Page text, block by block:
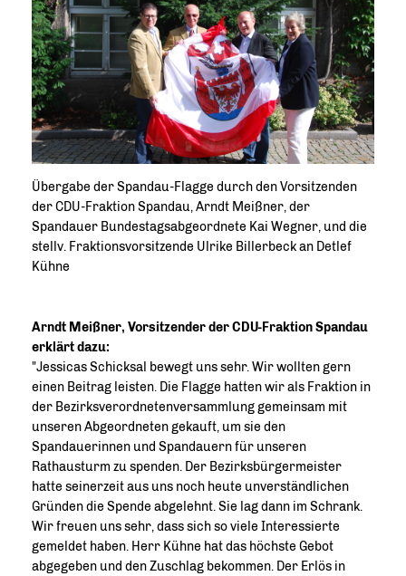
Übergabe der Spandau-Flagge durch den Vorsitzenden
der CDU-Fraktion Spandau, Arndt Meißner, der
Spandauer Bundestagsabgeordnete Kai Wegner, und die
stellv. Fraktionsvorsitzende Ulrike Billerbeck an Detlef
Kühne
Arndt Meißner, Vorsitzender der CDU-Fraktion Spandau
erklärt dazu:
"Jessicas Schicksal bewegt uns sehr. Wir wollten gern
einen Beitrag leisten. Die Flagge hatten wir als Fraktion in
der Bezirksverordnetenversammlung gemeinsam mit
unseren Abgeordneten gekauft, um sie den
Spandauerinnen und Spandauern für unseren
Rathausturm zu spenden. Der Bezirksbürgermeister
hatte seinerzeit aus uns noch heute unverständlichen
Gründen die Spende abgelehnt. Sie lag dann im Schrank.
Wir freuen uns sehr, dass sich so viele Interessierte
gemeldet haben. Herr Kühne hat das höchste Gebot
abgegeben und den Zuschlag bekommen. Der Erlös in